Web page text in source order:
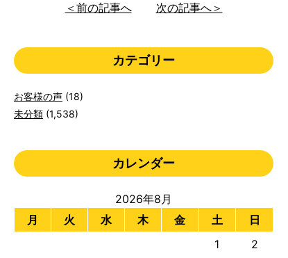
＜前の記事へ 次の記事へ＞
カテゴリー
お客様の声 (18)
未分類 (1,538)
カレンダー
2026年8月
月
火 水 木 金 土 日
1
2